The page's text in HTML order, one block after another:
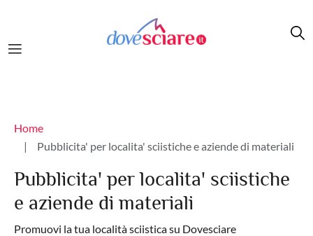
Briciole di pane
Home
Pubblicita' per localita' sciistiche e aziende di materiali
Pubblicita' per localita' sciistiche
e aziende di materiali
Promuovi la tua località sciistica su Dovesciare